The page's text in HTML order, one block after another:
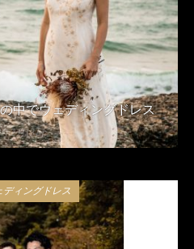
中でウェディングドレス
2月13日
ディングドレス